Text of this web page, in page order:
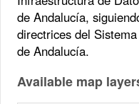
de Andalucía,
directrices del
de Andalucía.
Available map